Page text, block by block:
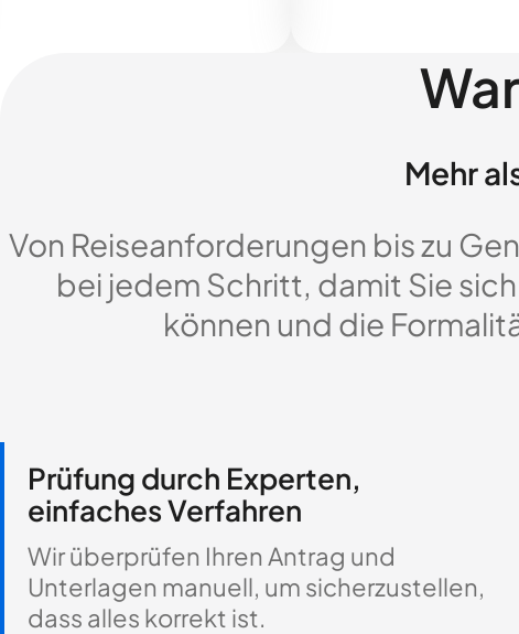
Mehr
Von Reiseanforderungen bis zu
bei jedem Schritt, damit Sie
können und die
Prüfung durch Experten,
einfaches Verfahren
Wir überprüfen Ihren Antrag und
Unterlagen manuell, um sicherzustellen,
dass alles korrekt ist.